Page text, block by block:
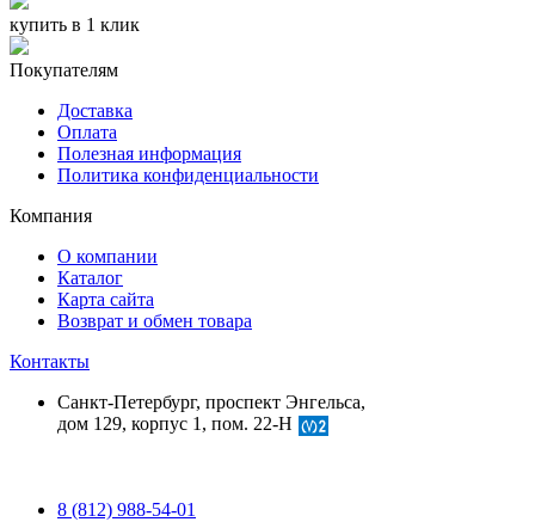
купить в 1 клик
Покупателям
Доставка
Оплата
Полезная информация
Политика конфиденциальности
Компания
О компании
Каталог
Карта сайта
Возврат и обмен товара
Контакты
Санкт-Петербург, проспект Энгельса,
дом 129, корпус 1, пом. 22-Н
8 (812) 988-54-01